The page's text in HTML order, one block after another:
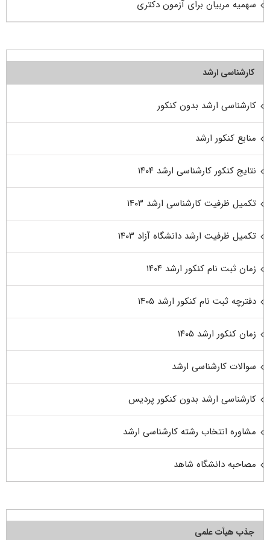
سهمیه مربیان برای آزمون دکتری
کارشناسی ارشد
کارشناسی ارشد بدون کنکور
منابع کنکور ارشد
نتایج کنکور کارشناسی ارشد ۱۴۰۴
تکمیل ظرفیت کارشناسی ارشد ۱۴۰۳
تکمیل ظرفیت ارشد دانشگاه آزاد ۱۴۰۳
زمان ثبت نام کنکور ارشد ۱۴۰۴
دفترچه ثبت نام کنکور ارشد ۱۴۰۵
زمان کنکور ارشد ۱۴۰۵
سوالات کارشناسی ارشد
کارشناسی ارشد بدون کنکور پردیس
مشاوره انتخاب رشته کارشناسی ارشد
مصاحبه دانشگاه شاهد
جذب هیأت علمی